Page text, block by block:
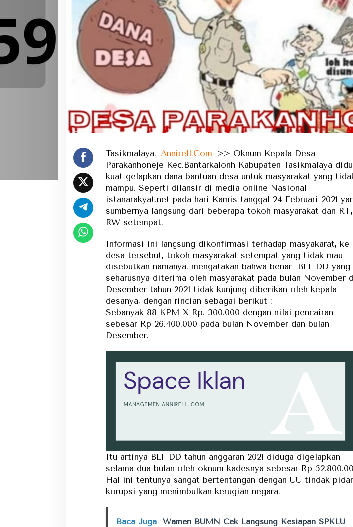
Tasikmalaya, Annirell.Com >> Oknum Kepala Desa
Parakanhoneje Kec.Bantarkalonh Kabupaten Tasikmalaya
kuat gelapkan dana bantuan desa untuk masyarakat yang
mampu. Seperti dilansir di media online Nasional
istanarakyat.net pada hari Kamis tanggal 24 Februari 2021
sumbernya langsung dari beberapa tokoh masyarakat dan RT,
RW setempat.
Informasi ini langsung dikonfirmasi terhadap masyakarat, ke
desa tersebut, tokoh masyarakat setempat yang tidak mau
disebutkan namanya, mengatakan bahwa benar BLT DD yang
seharusnya diterima oleh masyarakat pada bulan November
Desember tahun 2021 tidak kunjung diberikan oleh kepala
desanya, dengan rincian sebagai berikut :
Sebanyak 88 KPM X Rp. 300.000 dengan nilai pencairan
sebesar Rp 26.400.000 pada bulan November dan bulan
Desember.
Itu artinya BLT DD tahun anggaran 2021 diduga digelapkan
selama dua bulan oleh oknum kadesnya sebesar Rp
Hal ini tentunya sangat bertentangan dengan UU tindak
korupsi yang menimbulkan kerugian negara.
Baca Juga
Wamen BUMN Cek Langsung Kesiapan SPKLU
Ke Tanah
Urusan